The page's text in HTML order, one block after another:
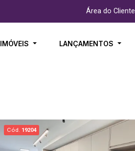
Área do Cliente
IMÓVEIS LANÇAMENTOS
Cód. 19204